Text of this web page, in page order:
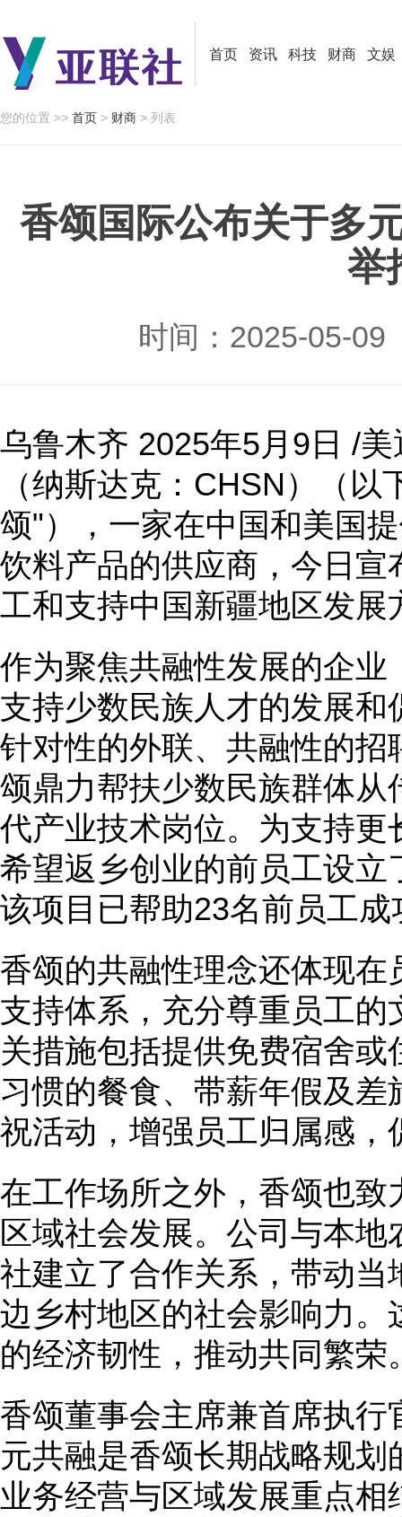
首页 资讯 科技 财商 文娱
您的位置 >> 首页 > 财商 > 列表
香颂国际公布关于多
举
时间：2025-05-
乌鲁木齐 2025年5月9日 /
（纳斯达克：CHSN）（
颂"），一家在中国和美国
饮料产品的供应商，今日
工和支持中国新疆地区发展
作为聚焦共融性发展的企
支持少数民族人才的发展
针对性的外联、共融性的
颂鼎力帮扶少数民族群体
代产业技术岗位。为支持
希望返乡创业的前员工设
该项目已帮助23名前员工成
香颂的共融性理念还体现
支持体系，充分尊重员工
关措施包括提供免费宿舍
习惯的餐食、带薪年假及
祝活动，增强员工归属感
在工作场所之外，香颂也
区域社会发展。公司与本
社建立了合作关系，带动
边乡村地区的社会影响力
的经济韧性，推动共同繁荣
香颂董事会主席兼首席执
元共融是香颂长期战略规
业务经营与区域发展重点